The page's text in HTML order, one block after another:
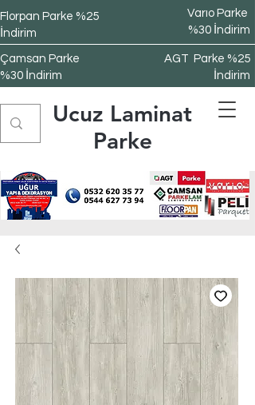
Florpan Parke %25
İndirim
Varıo Parke
%30 İndirim
Çamsan Parke
%30 İndirim
AGT Parke %25
İndirim
Ucuz Laminat
Parke